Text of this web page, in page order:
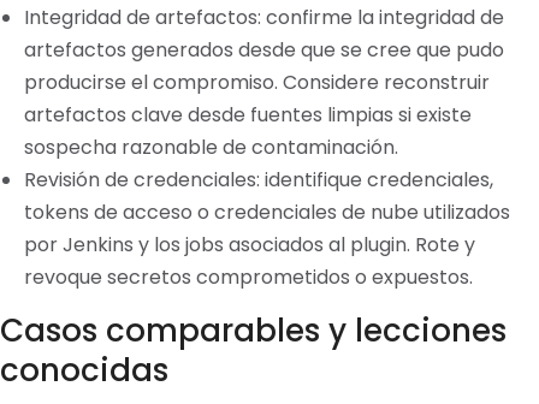
Integridad de artefactos: confirme la integridad de
artefactos generados desde que se cree que pudo
producirse el compromiso. Considere reconstruir
artefactos clave desde fuentes limpias si existe
sospecha razonable de contaminación.
Revisión de credenciales: identifique credenciales,
tokens de acceso o credenciales de nube utilizados
por Jenkins y los jobs asociados al plugin. Rote y
revoque secretos comprometidos o expuestos.
Casos comparables y lecciones
conocidas